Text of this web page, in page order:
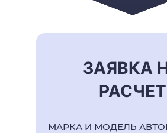
ЗАЯВКА
РАСЧЕТ
МАРКА И МОДЕЛЬ